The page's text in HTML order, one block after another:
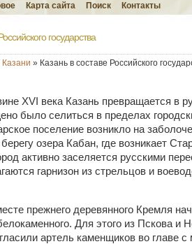
Карта сайта Поиск Контакты
государства
Казани » Казань в составе Российского
XVI века Казань превращается в
было селиться в пределах
поселение возникло на
озера Кабан, где возникает
активно заселяется русскими
гарнизон из стрельцов и
прежнего деревянного Кремля
Для этого из Пскова и
артель каменщиков во главе с